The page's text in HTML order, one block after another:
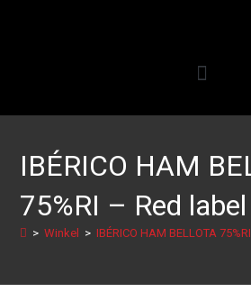
IBÉRICO HAM
75%RI – Red label
> Winkel > IBÉRICO HAM BELLOTA